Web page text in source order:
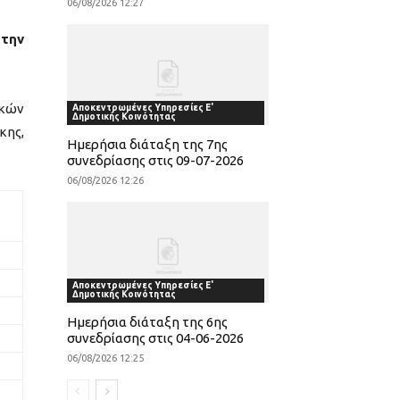
06/08/2026 12:27
Αποκεντρωμένες Υπηρεσίες Ε'
Δημοτικής Κοινότητας
Ημερήσια διάταξη της 7ης
συνεδρίασης στις 09-07-2026
06/08/2026 12:26
Αποκεντρωμένες Υπηρεσίες Ε'
Δημοτικής Κοινότητας
Ημερήσια διάταξη της 6ης
συνεδρίασης στις 04-06-2026
06/08/2026 12:25